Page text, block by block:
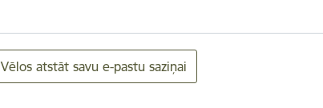
Vēlos atstāt savu e-pastu saziņai